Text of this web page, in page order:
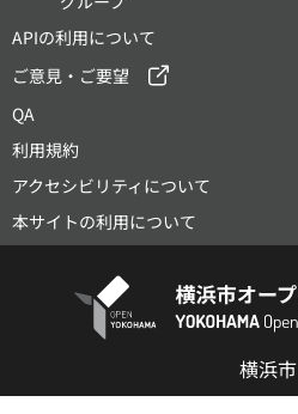
APIの利用について
ご意見・ご要望
QA
利用規約
アクセシビリティについて
本サイトの利用について
横浜市